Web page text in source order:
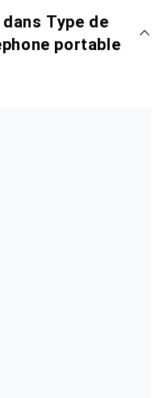
Type de
portable